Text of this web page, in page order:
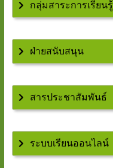
กลุ่มสาระการเรียนรู้
ฝ่ายสนับสนุน
สารประชาสัมพันธ์
ระบบเรียนออนไลน์